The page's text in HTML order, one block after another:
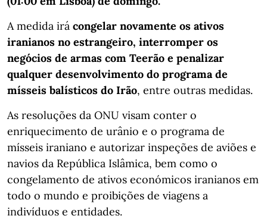
A medida irá congelar novamente os ativos
iranianos no estrangeiro, interromper os
negócios de armas com Teerão e penalizar
qualquer desenvolvimento do programa de
mísseis balísticos do Irão, entre outras medidas.
As resoluções da ONU visam conter o
enriquecimento de urânio e o programa de
mísseis iraniano e autorizar inspeções de aviões e
navios da República Islâmica, bem como o
congelamento de ativos económicos iranianos em
todo o mundo e proibições de viagens a
indivíduos e entidades.